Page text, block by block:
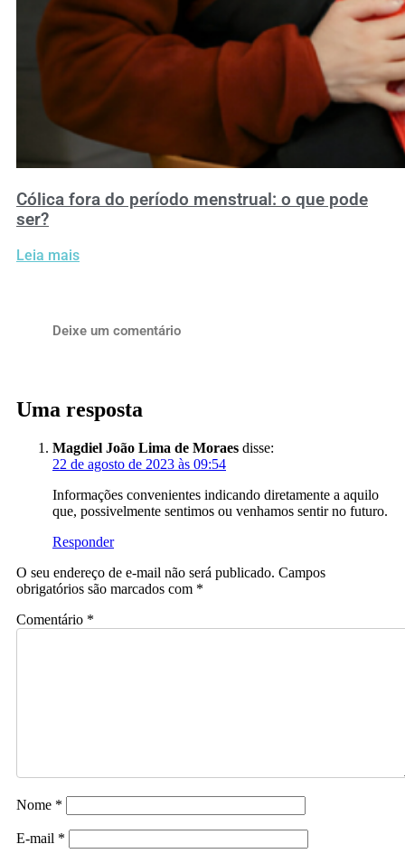
Cólica fora do período menstrual: o que pode
ser?
Leia mais
Deixe um comentário
Uma resposta
Magdiel João Lima de Moraes disse:
22 de agosto de 2023 às 09:54
Informações convenientes indicando diretamente a aquilo
que, possivelmente sentimos ou venhamos sentir no futuro.
Responder
O seu endereço de e-mail não será publicado. Campos
obrigatórios são marcados com *
Comentário *
Nome *
E-mail *